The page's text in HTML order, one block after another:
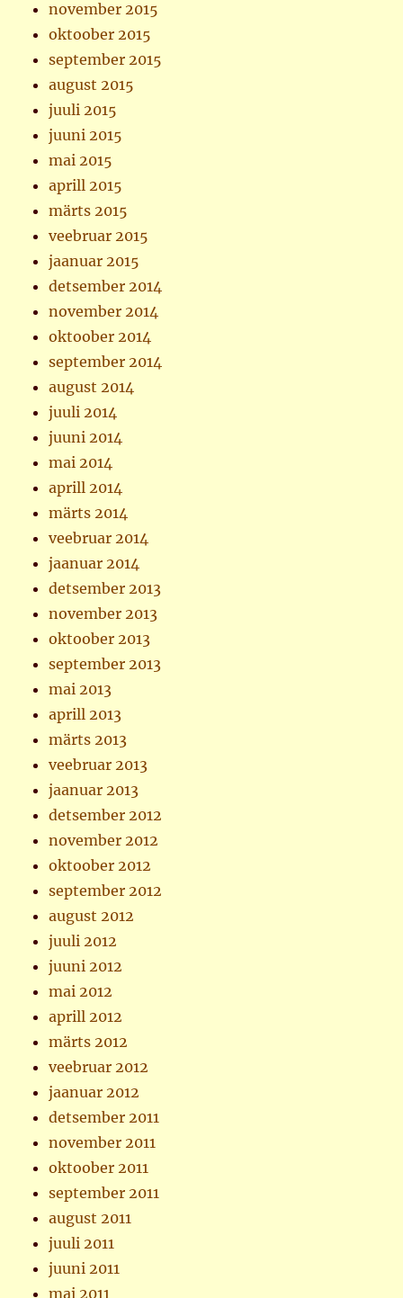
november 2015
oktoober 2015
september 2015
august 2015
juuli 2015
juuni 2015
mai 2015
aprill 2015
märts 2015
veebruar 2015
jaanuar 2015
detsember 2014
november 2014
oktoober 2014
september 2014
august 2014
juuli 2014
juuni 2014
mai 2014
aprill 2014
märts 2014
veebruar 2014
jaanuar 2014
detsember 2013
november 2013
oktoober 2013
september 2013
mai 2013
aprill 2013
märts 2013
veebruar 2013
jaanuar 2013
detsember 2012
november 2012
oktoober 2012
september 2012
august 2012
juuli 2012
juuni 2012
mai 2012
aprill 2012
märts 2012
veebruar 2012
jaanuar 2012
detsember 2011
november 2011
oktoober 2011
september 2011
august 2011
juuli 2011
juuni 2011
mai 2011